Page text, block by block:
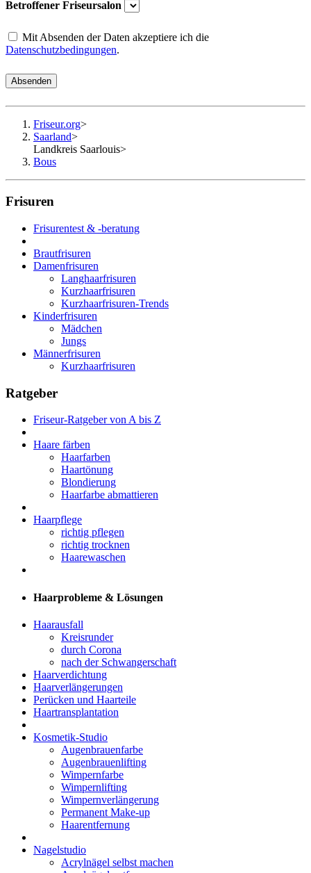
Betroffener Friseursalon
Mit Absenden der Daten akzeptiere ich die
Datenschutzbedingungen.
Absenden
Friseur.org>
Saarland>
Landkreis Saarlouis>
Bous
Frisuren
Frisurentest & -beratung
Brautfrisuren
Damenfrisuren
Langhaarfrisuren
Kurzhaarfrisuren
Kurzhaarfrisuren-Trends
Kinderfrisuren
Mädchen
Jungs
Männerfrisuren
Kurzhaarfrisuren
Ratgeber
Friseur-Ratgeber von A bis Z
Haare färben
Haarfarben
Haartönung
Blondierung
Haarfarbe abmattieren
Haarpflege
richtig pflegen
richtig trocknen
Haarewaschen
Haarprobleme & Lösungen
Haarausfall
Kreisrunder
durch Corona
nach der Schwangerschaft
Haarverdichtung
Haarverlängerungen
Perücken und Haarteile
Haartransplantation
Kosmetik-Studio
Augenbrauenfarbe
Augenbrauenlifting
Wimpernfarbe
Wimpernlifting
Wimpernverlängerung
Permanent Make-up
Haarentfernung
Nagelstudio
Acrylnägel selbst machen